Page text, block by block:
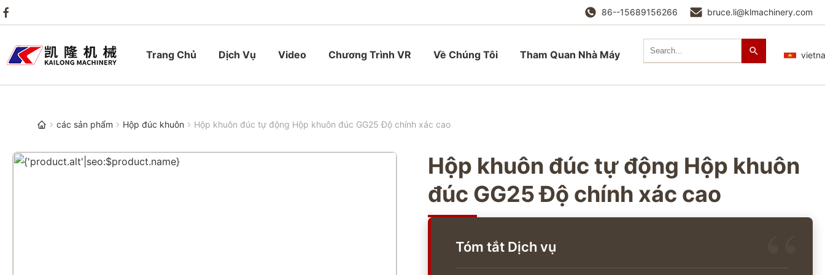
86--15689156266 bruce.li@klmachinery.com
Trang Chủ Dịch Vụ Video Chương Trình VR Về Chúng Tôi Tham Quan Nhà Máy
các sản phẩm Hộp đúc khuôn Hộp khuôn đúc tự động Hộp khuôn đúc GG25 Độ chính xác cao
Hộp khuôn đúc tự động Hộp khuôn
đúc GG25 Độ chính xác cao
Tóm tắt Dịch vụ